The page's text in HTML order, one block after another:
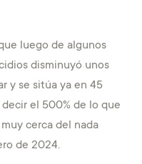
luego de algunos
disminuyó unos
y se sitúa ya en 45
el 500% de lo que
cerca del nada
de 2024.